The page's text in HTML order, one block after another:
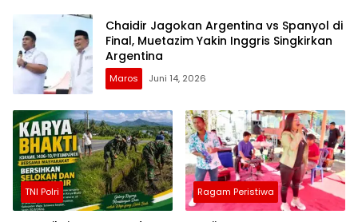
Chaidir Jagokan Argentina vs Spanyol di
Final, Muetazim Yakin Inggris Singkirkan
Argentina
Maros Juni 14, 2026
TNI Polri Ragam Peristiwa